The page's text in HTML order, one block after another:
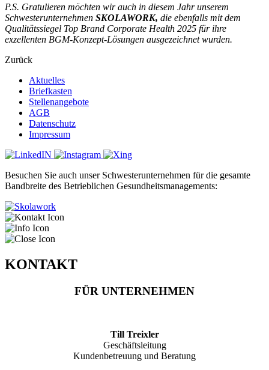
P.S. Gratulieren möchten wir auch in diesem Jahr unserem
Schwesterunternehmen SKOLAWORK, die ebenfalls mit dem
Qualitätssiegel Top Brand Corporate Health 2025 für ihre
exzellenten BGM-Konzept-Lösungen ausgezeichnet wurden.
Zurück
Aktuelles
Briefkasten
Stellenangebote
AGB
Datenschutz
Impressum
Besuchen Sie auch unser Schwesterunternehmen für die gesamte
Bandbreite des Betrieblichen Gesundheitsmanagements:
KONTAKT
FÜR UNTERNEHMEN
Till Treixler
Geschäftsleitung
Kundenbetreuung und Beratung